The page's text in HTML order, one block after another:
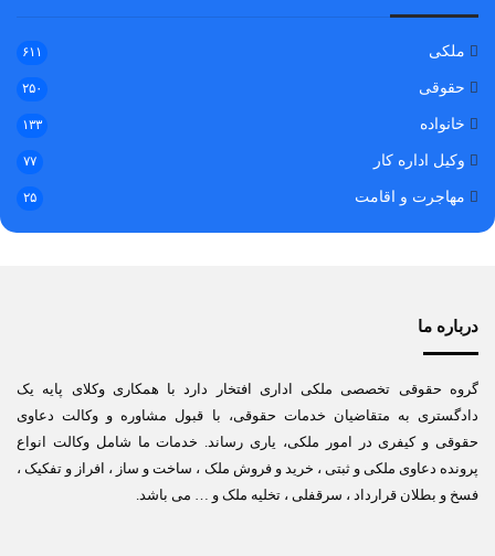
ملکی ۶۱۱
حقوقی ۲۵۰
خانواده ۱۳۳
وکیل اداره کار ۷۷
مهاجرت و اقامت ۲۵
درباره ما
گروه حقوقی تخصصی ملکی اداری افتخار دارد با همکاری وکلای پایه یک
دادگستری به متقاضیان خدمات حقوقی، با قبول مشاوره و وکالت دعاوی
حقوقی و کیفری در امور ملکی، یاری رساند. خدمات ما شامل وکالت انواع
پرونده دعاوی ملکی و ثبتی ، خرید و فروش ملک ، ساخت و ساز ، افراز و تفکیک ،
فسخ و بطلان قرارداد ، سرقفلی ، تخلیه ملک و … می باشد.